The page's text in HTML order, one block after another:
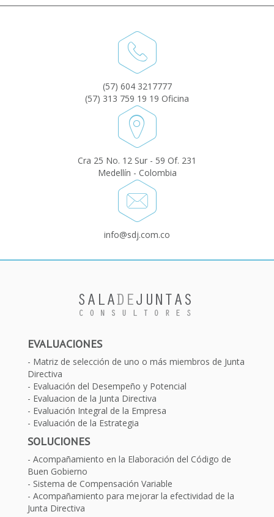
(57) 604 3217777
(57) 313 759 19 19 Oficina
Cra 25 No. 12 Sur - 59 Of. 231
Medellín - Colombia
info@sdj.com.co
EVALUACIONES
Matriz de selección de uno o más miembros de Junta
Directiva
Evaluación del Desempeño y Potencial
Evaluacion de la Junta Directiva
Evaluación Integral de la Empresa
Evaluación de la Estrategia
SOLUCIONES
Acompañamiento en la Elaboración del Código de
Buen Gobierno
Sistema de Compensación Variable
Acompañamiento para mejorar la efectividad de la
Junta Directiva